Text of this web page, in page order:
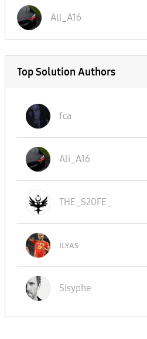
Ali_A16
Top Solution Authors
fca
Ali_A16
THE_S20FE_
ɪʟʏᴀs
Sisyphe